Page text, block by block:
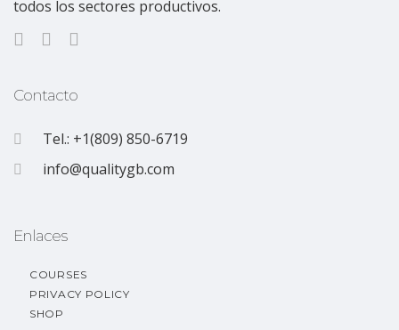
todos los sectores productivos.
Contacto
Tel.: +1(809) 850-6719
info@qualitygb.com
Enlaces
COURSES
PRIVACY POLICY
SHOP